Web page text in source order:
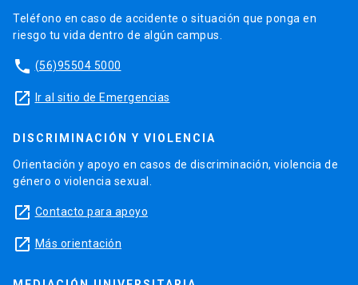
Teléfono en caso de accidente o situación que ponga en
riesgo tu vida dentro de algún campus.
phone (56)95504 5000
launch Ir al sitio de Emergencias
DISCRIMINACIÓN Y VIOLENCIA
Orientación y apoyo en casos de discriminación, violencia de
género o violencia sexual.
launch Contacto para apoyo
launch Más orientación